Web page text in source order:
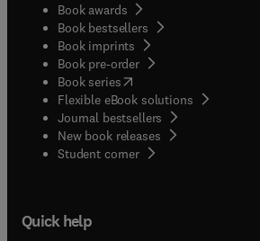
Book awards
Book bestsellers
Book imprints
Book pre-order
Book series(opens in new tab/window
Flexible eBook solutions
Journal bestsellers
New book releases
Student corner( opens in new tab/
Quick help